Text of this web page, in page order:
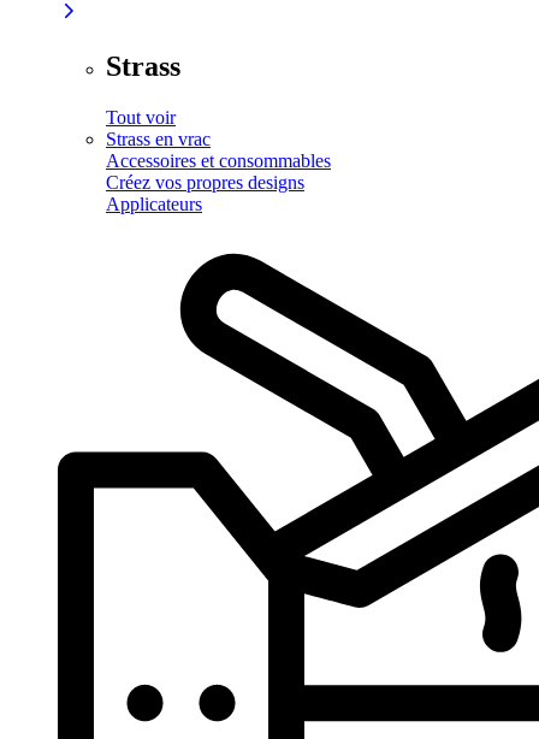
Strass
Tout voir
Strass en vrac
Accessoires et consommables
Créez vos propres designs
Applicateurs